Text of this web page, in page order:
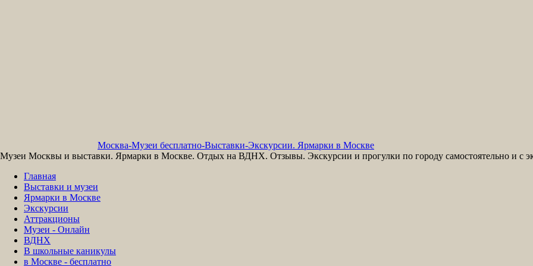
Москва-Музеи бесплатно-Выставки-Экскурсии. Ярмарки в Москве
Музеи Москвы и выставки. Ярмарки в Москве. Отдых на ВДНХ. Отзывы. Экскурсии и прогулки по городу самостоятельно и с
Главная
Выставки и музеи
Ярмарки в Москве
Экскурсии
Аттракционы
Музеи - Онлайн
ВДНХ
В школьные каникулы
в Москве - бесплатно